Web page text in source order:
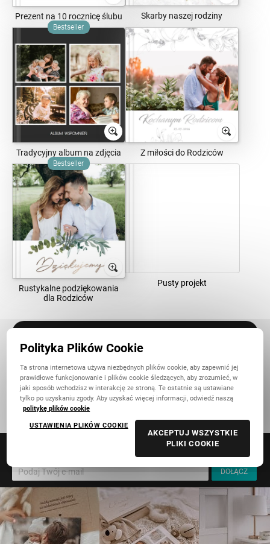
Prezent na 10 rocznicę ślubu Skarby naszej rodziny
Bestseller
Tradycyjny album na zdjęcia Z miłości do Rodziców
Bestseller
Rustykalne podziękowania
dla Rodziców
Pusty projekt
Pierwsza, trzynasta czy pięćdziesiąta - każda rocznica to
powód do świętowania! Wybierz szablon na swoje zdjęcia
i podaruj prezent, który wywoła same najpiękniejsze
emocje.
Uzyskaj dostęp do specjalnych promocji.
Polityka Plików Cookie
Ta strona internetowa używa niezbędnych plików cookie, aby zapewnić jej
prawidłowe funkcjonowanie i plików cookie śledzących, aby zrozumieć, w
jaki sposób wchodzisz w interakcję ze stroną. Te ostatnie są ustawiane
tylko po uzyskaniu zgody. Aby uzyskać więcej informacji, odwiedź naszą
politykę plików cookie
USTAWIENIA PLIKÓW COOKIE
AKCEPTUJ WSZYSTKIE
PLIKI COOKIE